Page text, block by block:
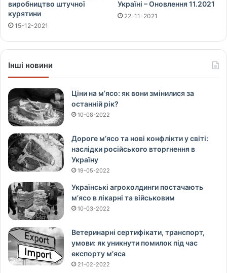
виробництво штучної
курятини
15-12-2021
Україні – Оновлення 11.2021
22-11-2021
Інші новини
Ціни на м’ясо: як вони змінилися за
останній рік?
10-08-2022
Дороге м’ясо та нові конфлікти у світі:
наслідки російського вторгнення в
Україну
19-05-2022
Українські агрохолдинги постачають
м’ясо в лікарні та військовим
10-03-2022
Ветеринарні сертифікати, транспорт,
умови: як уникнути помилок під час
експорту м’яса
21-02-2022